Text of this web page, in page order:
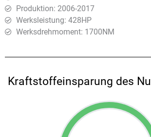
Produktion: 2006-2017
Werksleistung: 428HP
Werksdrehmoment: 1700ΝΜ
Kraftstoffeinsparung des